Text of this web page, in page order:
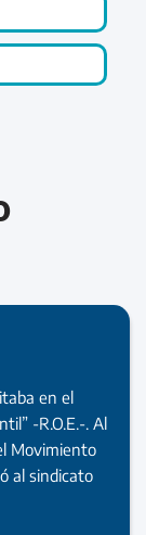
en el
-R.O.E.-. Al
Movimiento
al sindicato